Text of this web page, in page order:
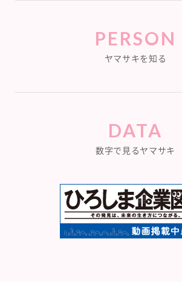
PERSON
ヤマサキを知る
DATA
数字で見るヤマサキ